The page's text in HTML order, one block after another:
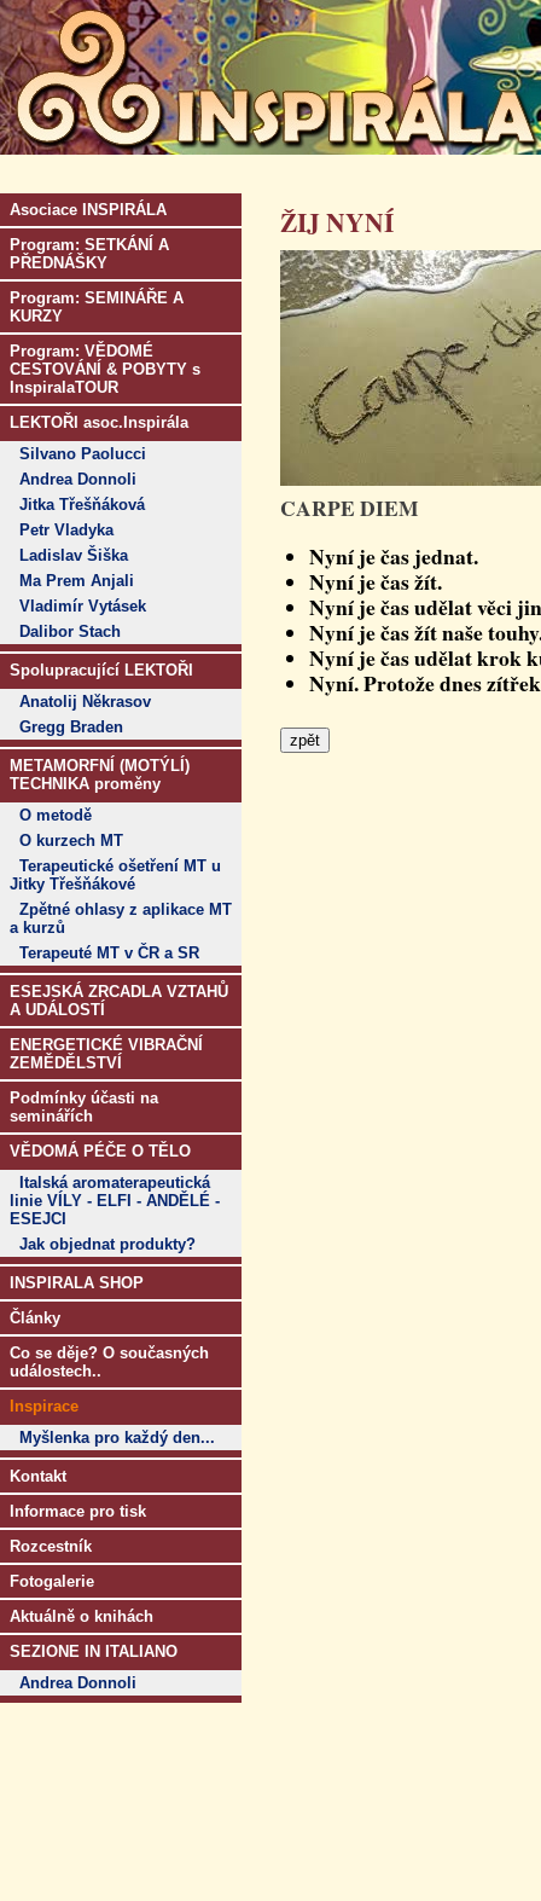
Asociace INSPIRÁLA
Program: SETKÁNÍ A
PŘEDNÁŠKY
Program: SEMINÁŘE A
KURZY
Program: VĚDOMÉ
CESTOVÁNÍ & POBYTY s
InspiralaTOUR
LEKTOŘI asoc.Inspirála
Silvano Paolucci
Andrea Donnoli
Jitka Třešňáková
Petr Vladyka
Ladislav Šiška
Ma Prem Anjali
Vladimír Vytásek
Dalibor Stach
Spolupracující LEKTOŘI
Anatolij Někrasov
Gregg Braden
METAMORFNÍ (MOTÝLÍ)
TECHNIKA proměny
O metodě
O kurzech MT
Terapeutické ošetření MT u
Jitky Třešňákové
Zpětné ohlasy z aplikace MT
a kurzů
Terapeuté MT v ČR a SR
ESEJSKÁ ZRCADLA VZTAHŮ
A UDÁLOSTÍ
ENERGETICKÉ VIBRAČNÍ
ZEMĚDĚLSTVÍ
Podmínky účasti na
seminářích
VĚDOMÁ PÉČE O TĚLO
Italská aromaterapeutická
linie VÍLY - ELFI - ANDĚLÉ -
ESEJCI
Jak objednat produkty?
INSPIRALA SHOP
Články
Co se děje? O současných
událostech..
Inspirace
Myšlenka pro každý den...
Kontakt
Informace pro tisk
Rozcestník
Fotogalerie
Aktuálně o knihách
SEZIONE IN ITALIANO
Andrea Donnoli
ŽIJ NYNÍ
CARPE DIEM
Nyní je čas jednat.
Nyní je čas žít.
Nyní je čas udělat věci
Nyní je čas žít naše
Nyní je čas udělat krok
Nyní. Protože dnes